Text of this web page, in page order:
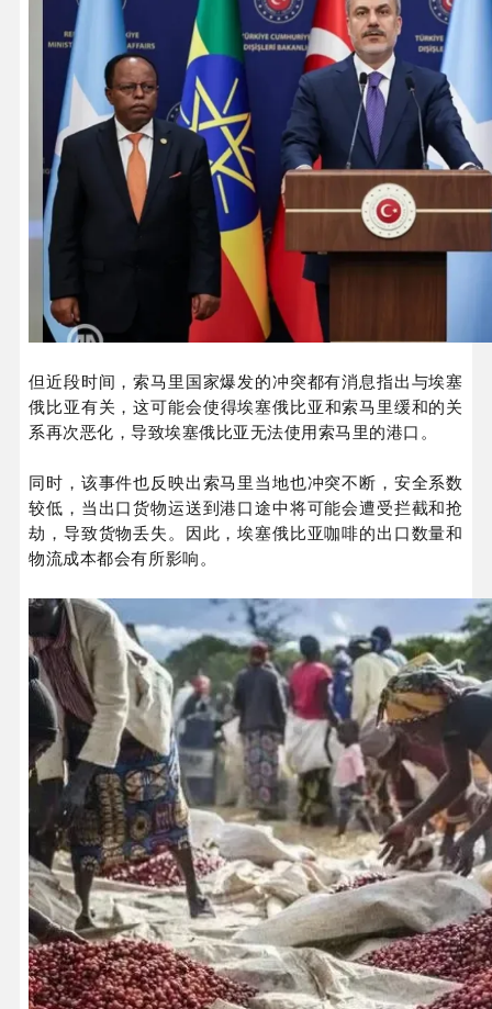
但近段时间，索马里国家爆发的冲突都有消息指出与埃塞
俄比亚有关，这可能会使得埃塞俄比亚和索马里缓和的关
系再次恶化，导致埃塞俄比亚无法使用索马里的港口。
同时，该事件也反映出索马里当地也冲突不断，安全系数
较低，当出口货物运送到港口途中将可能会遭受拦截和抢
劫，导致货物丢失。因此，埃塞俄比亚咖啡的出口数量和
物流成本都会有所影响。